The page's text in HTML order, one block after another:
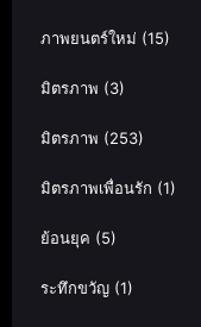
ภาพยนตร์ใหม่ (15)
มิตรภาพ (3)
มิตรภาพ (253)
มิตรภาพเพื่อนรัก (1)
ย้อนยุค (5)
ระทึกขวัญ (1)